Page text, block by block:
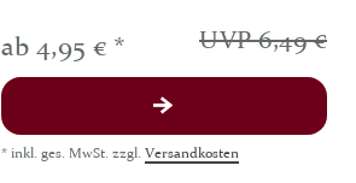
UVP 6,49 €
ab 4,95 € *
* inkl. ges. MwSt. zzgl. Versandkosten